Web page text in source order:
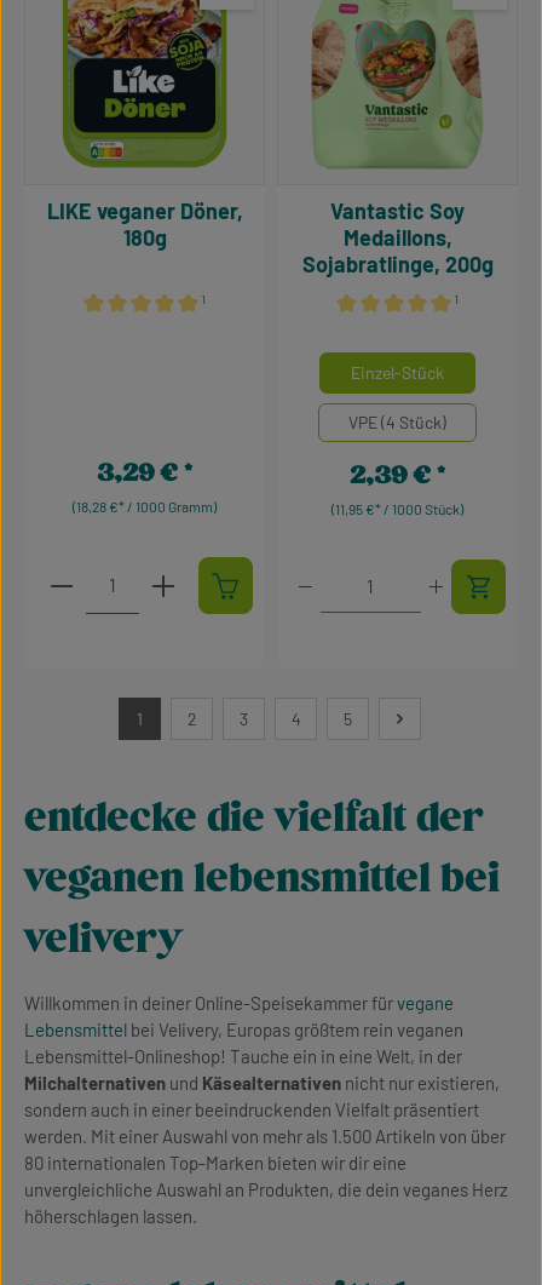
¹
LIKE veganer Döner,
180g
(18,28 €* / 1000 Gramm)
Regulärer Preis:
3,29 €
Produkt Anzahl: Gib den gewünschten Wert ein
¹
Vantastic Soy
Medaillons,
Sojabratlinge, 200g
Mengeneinheiten auswählen
Einzel-Stück
VPE (4 Stück)
(11,95 €* / 1000 Stück)
Regulärer Preis:
2,39 €
Produkt Anzahl: Gib
Seite
1
Seite
2
Seite
3
Seite
4
Seite
5
entdecke die vielfalt der
veganen lebensmittel bei
velivery
Willkommen in deiner Online-Speisekammer fürvegane
Lebensmittel bei Velivery, Europas größtem rein veganen
Lebensmittel-Onlineshop! Tauche ein in eine Welt, in der
Milchalternativen und Käsealternativen nicht nur existieren,
sondern auch in einer beeindruckenden Vielfalt präsentiert
werden. Mit einer Auswahl von mehr als 1.500 Artikeln von über
80 internationalen Top-Marken bieten wir dir eine
unvergleichliche Auswahl an Produkten, die dein veganes Herz
höherschlagen lassen.